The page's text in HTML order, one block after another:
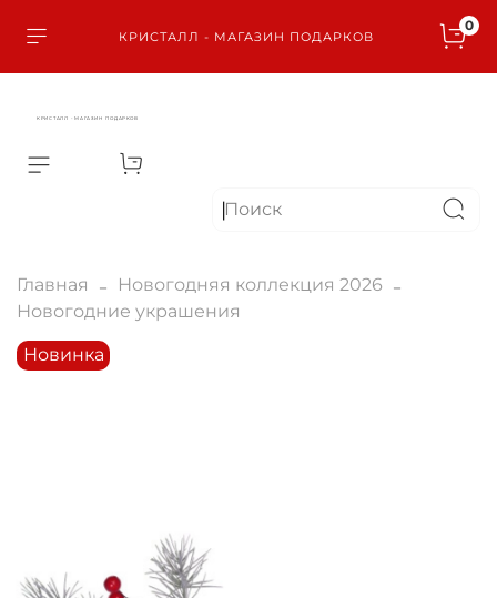
КРИСТАЛЛ - МАГАЗИН ПОДАРКОВ
0
КРИСТАЛЛ - МАГАЗИН ПОДАРКОВ
Главная
Новогодняя коллекция 2026
Новогодние украшения
Новинка